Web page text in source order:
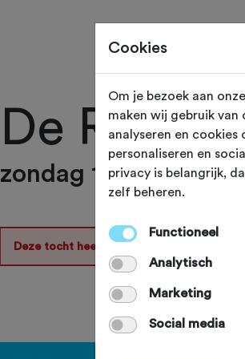
De
zondag 15
Deze tocht heeft reeds plaatsgevonden
Cookies
Om je bezoek aan
maken wij gebruik
analyseren en
personaliseren en
privacy is belangrijk,
zelf beheren.
Functioneel
Analytisch
Marketing
Social media